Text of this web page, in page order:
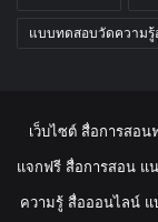
แบบทดสอบวัดความรู้
เว็บไซต์ สื่อการสอ
แจกฟรี สื่อการสอน แ
ความรู้ สื่อออนไลน์ แ